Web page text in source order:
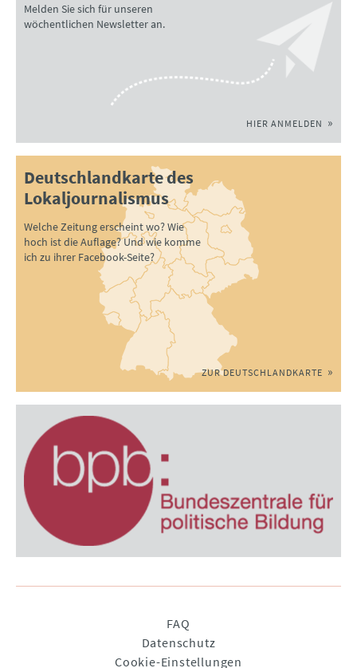
Melden Sie sich für unseren
wöchentlichen Newsletter an.
HIER ANMELDEN
Deutschlandkarte des
Lokaljournalismus
Welche Zeitung erscheint wo? Wie
hoch ist die Auflage? Und wie komme
ich zu ihrer Facebook-Seite?
ZUR DEUTSCHLANDKARTE
FAQ
Datenschutz
Cookie-Einstellungen